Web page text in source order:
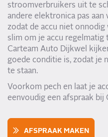
stroomverbruikers uit te
andere elektronica pas
zodat de accu niet
slim om je accu regelmatig
Carteam Auto Dijkwel
goede conditie is, zodat je
te staan.
Voorkom pech en laat je
eenvoudig een afspraak bij
AFSPRAAK MAKEN